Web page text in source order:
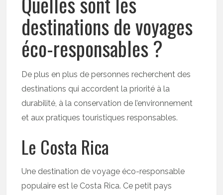
destinations de voyages
éco-responsables ?
De plus en plus de personnes recherchent des
destinations qui accordent la priorité à la
durabilité, à la conservation de l’environnement
et aux pratiques touristiques responsables.
Le Costa Rica
Une destination de voyage éco-responsable
populaire est le Costa Rica. Ce petit pays